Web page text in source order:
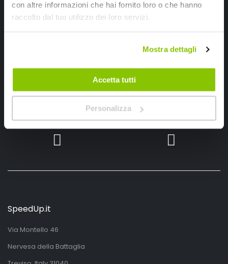
con altre informazioni che hai fornito loro o che hanno
raccolto dal tuo utilizzo dei loro servizi.
Mostra dettagli
Accetta tutti
Personalizza
Segui SPEEDUP.IT
SpeedUp.it
Via Montello 46
Nervesa della Battaglia